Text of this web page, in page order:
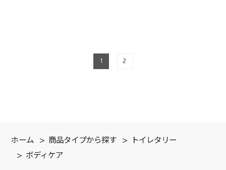
1 2
ホーム > 商品タイプから探す >
トイレタリー
> ボディケア